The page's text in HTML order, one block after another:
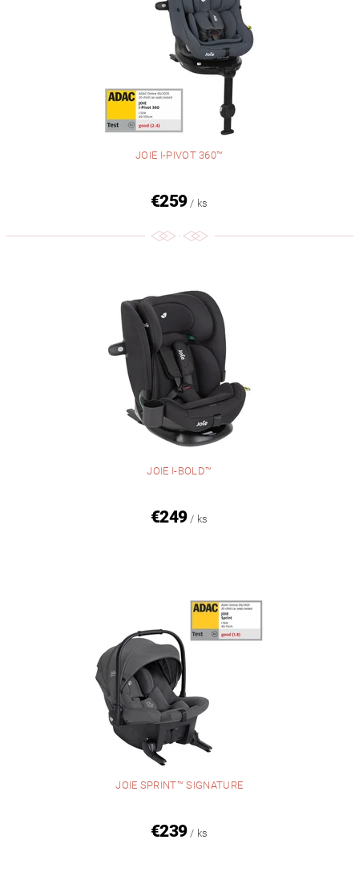
JOIE I-PIVOT 360™
€259 / ks
JOIE I-BOLD™
€249 / ks
JOIE SPRINT™ SIGNATURE
€239 / ks